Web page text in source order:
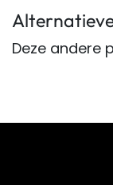
Deze andere